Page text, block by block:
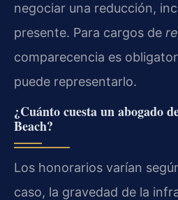
negociar una reducción,
presente. Para cargos de
comparecencia es
puede representarlo.
¿Cuánto cuesta un abogado
Beach?
Los honorarios varían
caso, la gravedad de la